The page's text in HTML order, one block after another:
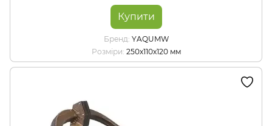
Купити
Бренд YAQUMW
Розміри 250х110х120 мм